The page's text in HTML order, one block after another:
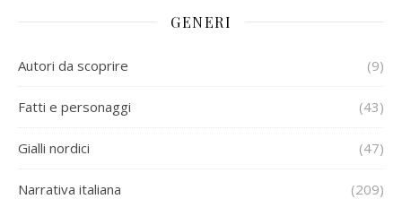
GENERI
Autori da scoprire (9)
Fatti e personaggi (43)
Gialli nordici (47)
Narrativa italiana (209)